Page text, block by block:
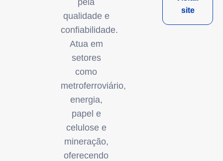
qualidade e
confiabilidade.
Atua em
setores
como
metroferroviário,
energia,
papel e
celulose e
mineração,
oferecendo
site